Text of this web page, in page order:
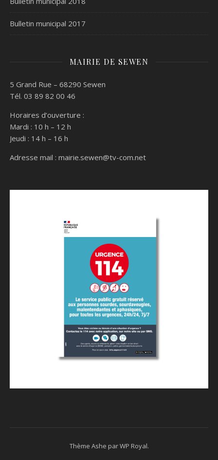
Bulletin municipal 2017
MAIRIE DE SEWEN
5 Grand Rue – 68290 Sewen
Tél. 03 89 82 00 46
Horaires d’ouverture :
Mardi : 10 h – 12 h
Jeudi : 14 h – 16 h
Adresse mail : mairie.sewen@tv-com.net
Thème Ashe parWP Royal.